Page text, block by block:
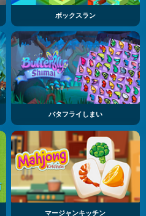
ボックスラン
バタフライしまい
マージャンキッチン